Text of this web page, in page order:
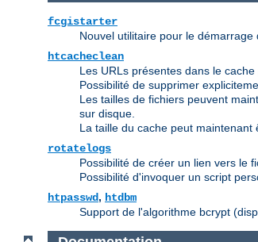
fcgistarter
Nouvel utilitaire pour le démarrage
htcacheclean
Les URLs présentes dans le
Possibilité de supprimer
Les tailles de fichiers peuvent
sur disque.
La taille du cache peut
rotatelogs
Possibilité de créer un lien vers le
Possibilité d'invoquer un script
htpasswd, htdbm
Support de l'algorithme bcrypt